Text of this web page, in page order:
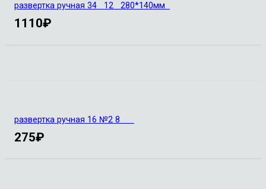
развертка ручная 34 12 280*140мм
1110₽
развертка ручная 16 №2 8
275₽